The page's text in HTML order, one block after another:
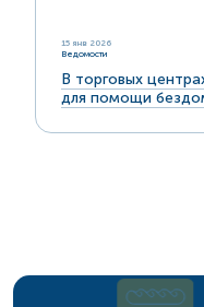
15 янв 2026
Ведомости
В торговых
для помощи